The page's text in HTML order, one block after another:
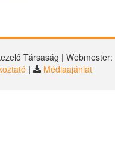
Társaság | Webmester:
| Médiaajánlat